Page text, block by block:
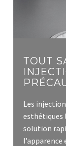
TOUT
Les
esthétiques
solution